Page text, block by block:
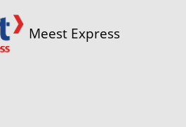
Meest Express